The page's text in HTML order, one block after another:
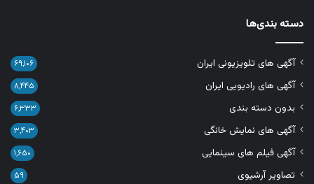
دسته بندی‌ها
آگهی های تلویزیونی ایران ۶۹,۱۰۶
آگهی های رادیویی ایران ۸,۴۴۵
بدون دسته بندی ۶,۳۳۳
آگهی های نمایش خانگی ۳,۴۰۳
آگهی فیلم های سینمایی ۱,۶۵۰
تصاویر آرشیوی ۵۹